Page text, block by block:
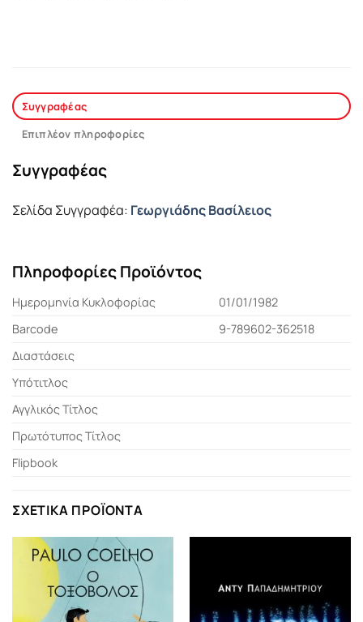
Συγγραφέας
Επιπλέον πληροφορίες
Συγγραφέας
Σελίδα Συγγραφέα: Γεωργιάδης Βασίλειος
Πληροφορίες Προϊόντος
Ημερομηνία Κυκλοφορίας
01/01/1982
Barcode
9-789602-362518
Διαστάσεις
Υπότιτλος
Αγγλικός Τίτλος
Πρωτότυπος Τίτλος
Flipbook
ΣΧΕΤΙΚΆ ΠΡΟΪΌΝΤΑ